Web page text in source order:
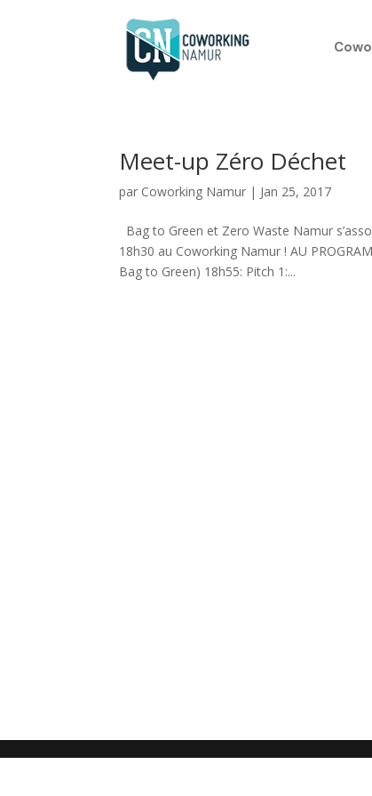
Meet-up Zéro Déchet
par Coworking Namur | Jan 25, 2017
Bag to Green et Zero Waste Namur
18h30 au Coworking Namur ! AU
Bag to Green) 18h55: Pitch 1:...